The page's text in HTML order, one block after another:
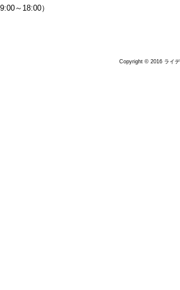
～18:00）
Copyright © 2016 ライ